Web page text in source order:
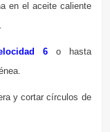
en el aceite caliente
6 o hasta
y cortar círculos de